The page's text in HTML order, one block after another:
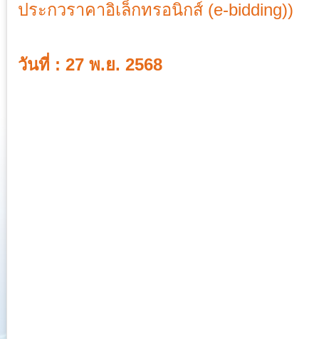
ประกวราคาอิเล็กทรอนิกส์ (e-bidding))
วันที่ : 27 พ.ย. 2568